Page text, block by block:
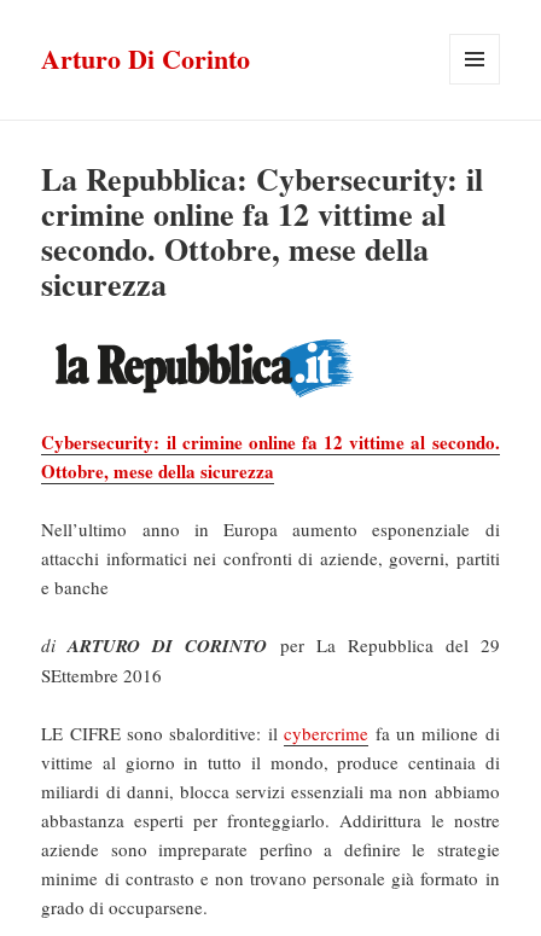
Arturo Di Corinto
La Repubblica: Cybersecurity: il
crimine online fa 12 vittime al
secondo. Ottobre, mese della
sicurezza
Cybersecurity: il crimine online fa 12 vittime al secondo.
Ottobre, mese della sicurezza
Nell’ultimo anno in Europa aumento esponenziale di
attacchi informatici nei confronti di aziende, governi, partiti
e banche
diARTURO DI CORINTO per La Repubblica del 29
SEttembre 2016
LE CIFRE sono sbalorditive: ilcybercrime fa un milione di
vittime al giorno in tutto il mondo, produce centinaia di
miliardi di danni, blocca servizi essenziali ma non abbiamo
abbastanza esperti per fronteggiarlo. Addirittura le nostre
aziende sono impreparate perfino a definire le strategie
minime di contrasto e non trovano personale già formato in
grado di occuparsene.